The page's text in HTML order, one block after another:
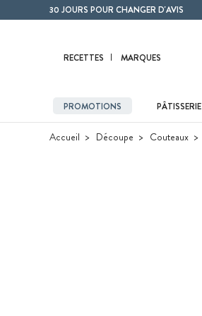
Contenu principal30 JOURS POUR CHANGER D'AVIS
RECETTES MARQUES
PROMOTIONS PÂTISSERIE
Accueil Découpe Couteaux